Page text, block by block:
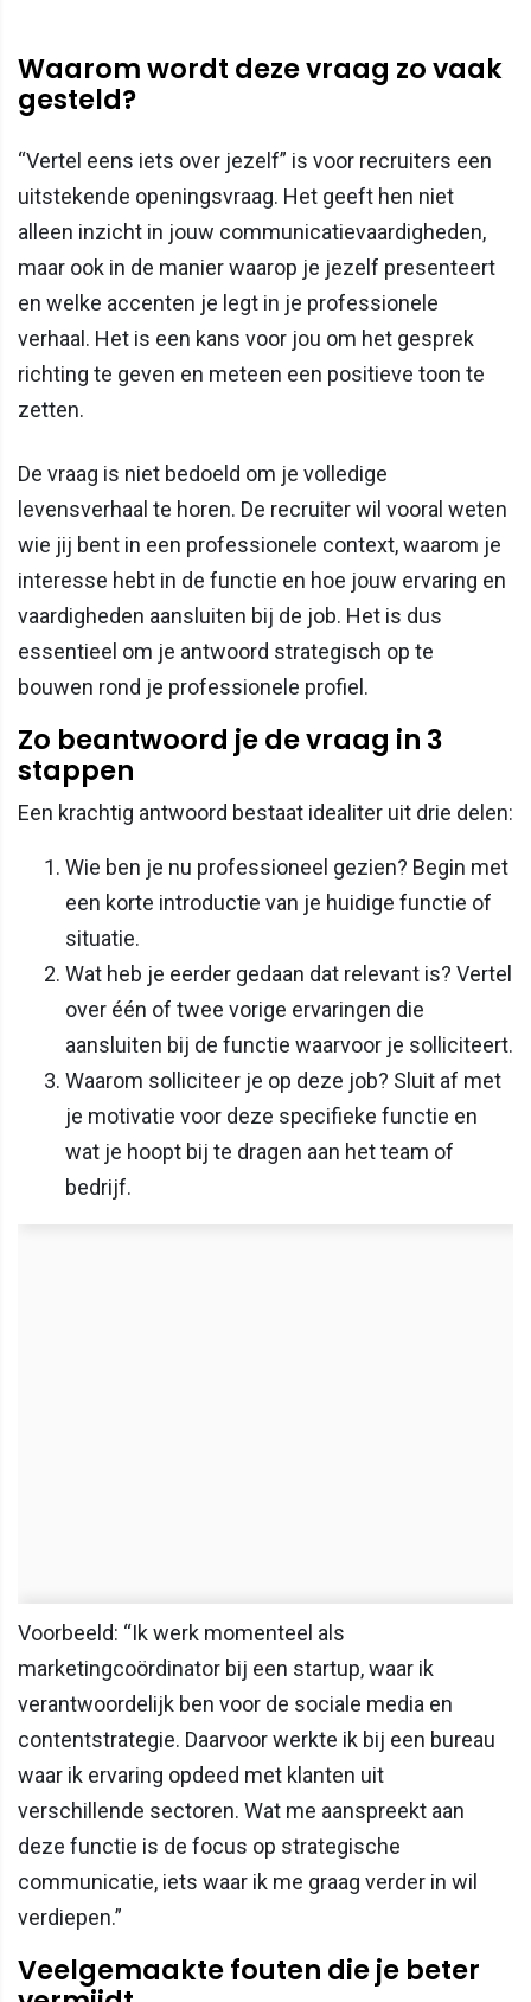
Waarom wordt deze vraag zo vaak
gesteld?
“Vertel eens iets over jezelf” is voor recruiters een
uitstekende openingsvraag. Het geeft hen niet
alleen inzicht in jouw communicatievaardigheden,
maar ook in de manier waarop je jezelf presenteert
en welke accenten je legt in je professionele
verhaal. Het is een kans voor jou om het gesprek
richting te geven en meteen een positieve toon te
zetten.
De vraag is niet bedoeld om je volledige
levensverhaal te horen. De recruiter wil vooral weten
wie jij bent in een professionele context, waarom je
interesse hebt in de functie en hoe jouw ervaring en
vaardigheden aansluiten bij de job. Het is dus
essentieel om je antwoord strategisch op te
bouwen rond je professionele profiel.
Zo beantwoord je de vraag in 3
stappen
Een krachtig antwoord bestaat idealiter uit drie delen:
Wie ben je nu professioneel gezien? Begin met
een korte introductie van je huidige functie of
situatie.
Wat heb je eerder gedaan dat relevant is? Vertel
over één of twee vorige ervaringen die
aansluiten bij de functie waarvoor je solliciteert.
Waarom solliciteer je op deze job? Sluit af met
je motivatie voor deze specifieke functie en
wat je hoopt bij te dragen aan het team of
bedrijf.
Voorbeeld: “Ik werk momenteel als
marketingcoördinator bij een startup, waar ik
verantwoordelijk ben voor de sociale media en
contentstrategie. Daarvoor werkte ik bij een bureau
waar ik ervaring opdeed met klanten uit
verschillende sectoren. Wat me aanspreekt aan
deze functie is de focus op strategische
communicatie, iets waar ik me graag verder in wil
verdiepen.”
Veelgemaakte fouten die je beter